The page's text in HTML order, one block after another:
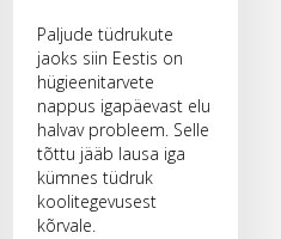
Paljude tüdrukute
jaoks siin Eestis on
hügieenitarvete
nappus igapäevast elu
halvav probleem. Selle
tõttu jääb lausa iga
kümnes tüdruk
koolitegevusest
kõrvale.